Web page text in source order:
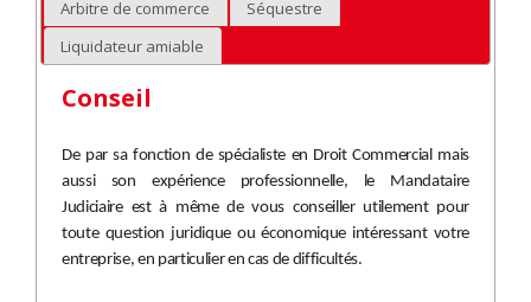
Arbitre de commerce
Séquestre
Liquidateur amiable
Conseil
De par sa fonction de spécialiste en Droit Commercial mais
aussi son expérience professionnelle, le Mandataire
Judiciaire est à même de vous conseiller utilement pour
toute question juridique ou économique intéressant votre
entreprise, en particulier en cas de difficultés.